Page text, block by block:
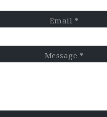
Email *
Message *